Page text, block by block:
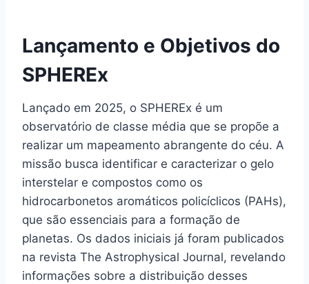
Lançamento e Objetivos do
SPHEREx
Lançado em 2025, o SPHEREx é um
observatório de classe média que se propõe a
realizar um mapeamento abrangente do céu. A
missão busca identificar e caracterizar o gelo
interstelar e compostos como os
hidrocarbonetos aromáticos policíclicos (PAHs),
que são essenciais para a formação de
planetas. Os dados iniciais já foram publicados
na revista The Astrophysical Journal, revelando
informações sobre a distribuição desses